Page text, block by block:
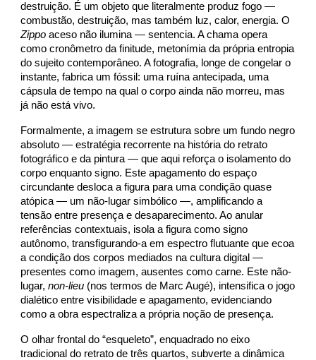
destruição. É um objeto que literalmente produz fogo —
combustão, destruição, mas também luz, calor, energia. O
Zippo aceso não ilumina — sentencia. A chama opera
como cronômetro da finitude, metonímia da própria entropia
do sujeito contemporâneo. A fotografia, longe de congelar o
instante, fabrica um fóssil: uma ruína antecipada, uma
cápsula de tempo na qual o corpo ainda não morreu, mas
já não está vivo.
Formalmente, a imagem se estrutura sobre um fundo negro
absoluto — estratégia recorrente na história do retrato
fotográfico e da pintura — que aqui reforça o isolamento do
corpo enquanto signo. Este apagamento do espaço
circundante desloca a figura para uma condição quase
atópica — um não-lugar simbólico —, amplificando a
tensão entre presença e desaparecimento. Ao anular
referências contextuais, isola a figura como signo
autônomo, transfigurando-a em espectro flutuante que ecoa
a condição dos corpos mediados na cultura digital —
presentes como imagem, ausentes como carne. Este não-
lugar,non-lieu (nos termos de Marc Augé), intensifica o jogo
dialético entre visibilidade e apagamento, evidenciando
como a obra espectraliza a própria noção de presença.
O olhar frontal do “esqueleto”, enquadrado no eixo
tradicional do retrato de três quartos, subverte a dinâmica